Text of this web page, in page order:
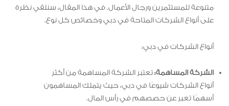
متنوعة للمستثمرين ورجال الأعمال. في هذا المقال، سنلقي نظرة
على أنواع الشركات المتاحة في دبي وخصائص كل نوع.
أنواع الشركات في دبي:
الشركة المساهمة:تعتبر الشركة المساهمة من أكثر
أنواع الشركات شيوعًا في دبي، حيث يتملك المساهمون
أسهمًا تعبر عن حصصهم في رأس المال.